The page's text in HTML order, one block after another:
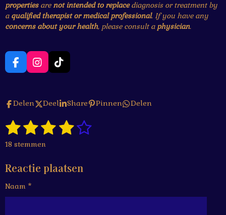
propertiesarenot intended to replacediagnosis or treatment by
a qualified therapist or medical professional. If you have any
concerns about your health, please consult a physician.
F
a
b
o
k
I
n
a
r
m
T
i
o
Delen Deel Share Pinnen Delen
R
a
t
n
:
4
1
s
t
e
r
2
s
e
r
3
s
e
r
4
e
r
5
e
r
S
18 stemmen
Reactie plaatsen
Naam *